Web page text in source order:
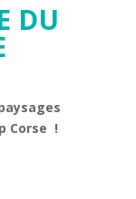
DU
Corse !